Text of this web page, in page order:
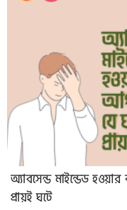
অ্যাবসেন্ড মাইন্ডেড
প্রায়ই ঘটে